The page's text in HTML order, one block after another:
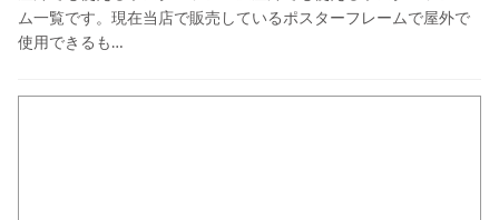
ム一覧です。現在当店で販売しているポスターフレームで屋外で
使用できるも…